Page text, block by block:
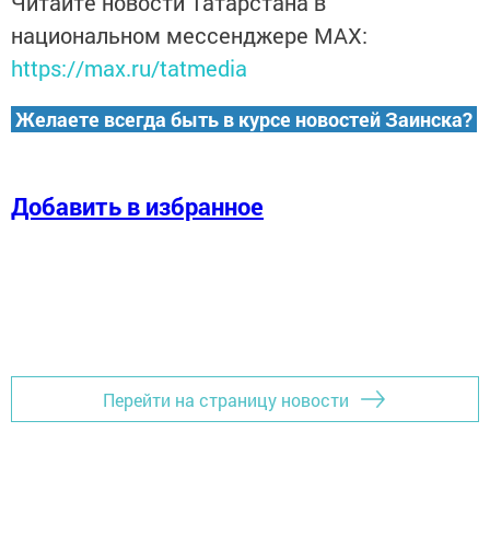
национальном мессенджере MАХ:
https://max.ru/tatmedia
Желаете всегда быть в курсе новостей Заинска?
Добавить в избранное
Перейти на страницу новости